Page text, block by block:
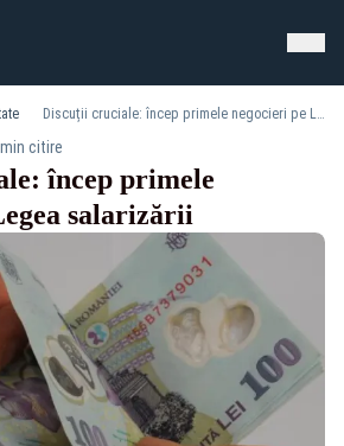
Discuții cruciale: încep primele negocieri pe Legea salarizării
citire
încep primele
salarizării